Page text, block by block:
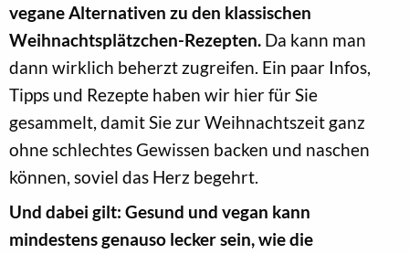
vegane Alternativen zu den klassischen
Weihnachtsplätzchen-Rezepten. Da kann man
dann wirklich beherzt zugreifen. Ein paar Infos,
Tipps und Rezepte haben wir hier für Sie
gesammelt, damit Sie zur Weihnachtszeit ganz
ohne schlechtes Gewissen backen und naschen
können, soviel das Herz begehrt.
Und dabei gilt: Gesund und vegan kann
mindestens genauso lecker sein, wie die